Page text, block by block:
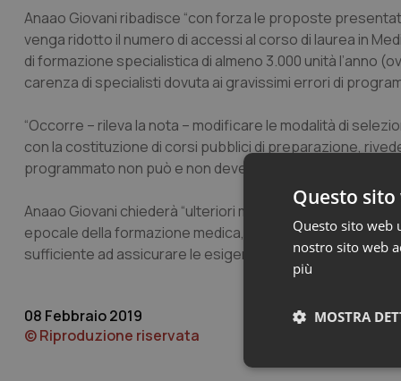
Anaao Giovani ribadisce “con forza le proposte
venga ridotto il numero di accessi al corso di laurea in
di formazione specialistica di almeno 3.000 unità l’anno
carenza di specialisti dovuta ai gravissimi errori di
“Occorre – rileva la nota – modificare le modalità di
con la costituzione di corsi pubblici di preparazione,
programmato non può e non deve essere abolito o rivisto”.
Anaao Giovani chiederà “ulteriori momenti di confronto
epocale della formazione medica, al fine di trovare la
sufficiente ad assicurare le esigenze di un territorio
08 Febbraio 2019
© Riproduzione riservata
Questo
Questo sito web
nostro sito web
più
MOSTRA